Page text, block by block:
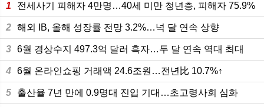
1 전세사기 피해자 4만명…40세 미만 청년층, 피해자 75.9%
2 해외 IB, 올해 성장률 전망 3.2%…넉 달 연속 상향
3 6월 경상수지 497.3억 달러 흑자…두 달 연속 역대 최대
4 6월 온라인쇼핑 거래액 24.6조원…전년比 10.7%↑
5 출산율 7년 만에 0.9명대 진입 기대…초고령사회 심화